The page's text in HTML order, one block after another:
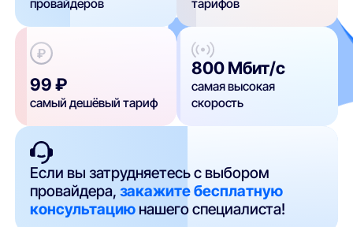
провайдеров тарифов
99 ₽
самый дешёвый тариф
800 Мбит/с
самая высокая
скорость
Если вы затрудняетесь с выбором
провайдера,закажите бесплатную
консультацию нашего специалиста!